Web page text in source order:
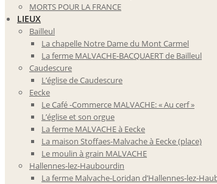
MORTS POUR LA FRANCE
LIEUX
Bailleul
La chapelle Notre Dame du Mont Carmel
La ferme MALVACHE-BACQUAERT de Bailleul
Caudescure
L’église de Caudescure
Eecke
Le Café -Commerce MALVACHE: « Au cerf »
L’église et son orgue
La ferme MALVACHE à Eecke
La maison Stoffaes-Malvache à Eecke (place)
Le moulin à grain MALVACHE
Hallennes-lez-Haubourdin
La ferme Malvache-Loridan d’Hallennes-lez-